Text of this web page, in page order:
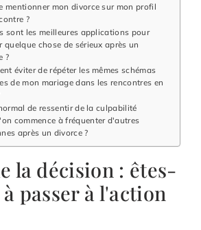
mentionner mon divorce sur mon profil
?
sont les meilleures applications pour
quelque chose de sérieux après un
?
éviter de répéter les mêmes schémas
de mon mariage dans les rencontres en
de ressentir de la culpabilité
commence à fréquenter d'autres
après un divorce ?
la décision : êtes-
passer à l'action